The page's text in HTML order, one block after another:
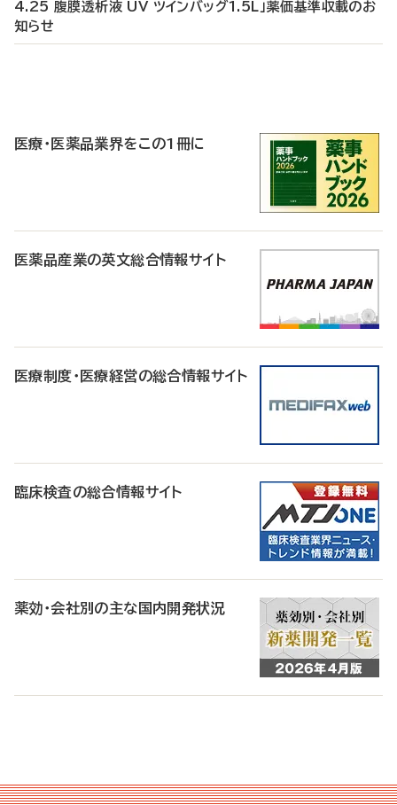
4.25 腹膜透析液 UV ツインバッグ1.5L」薬価基準収載のお
知らせ
医療・医薬品業界をこの1冊に
医薬品産業の英文総合情報サイト
医療制度・医療経営の総合情報サイト
臨床検査の総合情報サイト
薬効・会社別の主な国内開発状況